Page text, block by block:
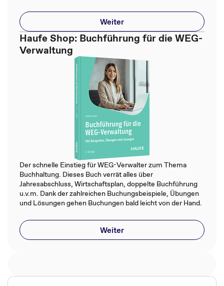
Weiter
Haufe Shop: Buchführung für die WEG-
Verwaltung
Der schnelle Einstieg für WEG-Verwalter zum Thema
Buchhaltung. Dieses Buch verrät alles über
Jahresabschluss, Wirtschaftsplan, doppelte Buchführung
u.v.m. Dank der zahlreichen Buchungsbeispiele, Übungen
und Lösungen gehen Buchungen bald leicht von der Hand.
Weiter